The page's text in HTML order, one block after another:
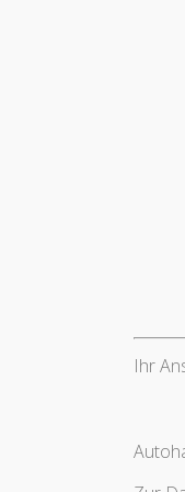
Ihr